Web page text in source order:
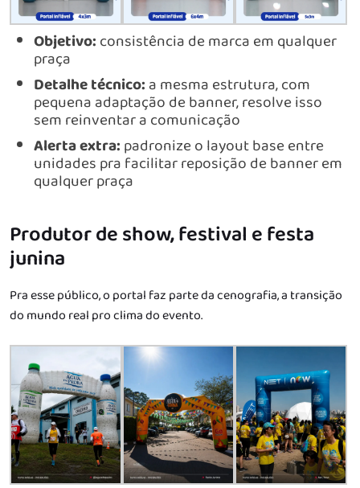
Objetivo:consistência de marca em qualquer
praça
Detalhe técnico:a mesma estrutura, com
pequena adaptação de banner, resolve isso
sem reinventar a comunicação
Alerta extra:padronize o layout base entre
unidades pra facilitar reposição de banner em
qualquer praça
Produtor de show, festival e festa
junina
Pra esse público, o portal faz parte da cenografia, a transição
do mundo real pro clima do evento.